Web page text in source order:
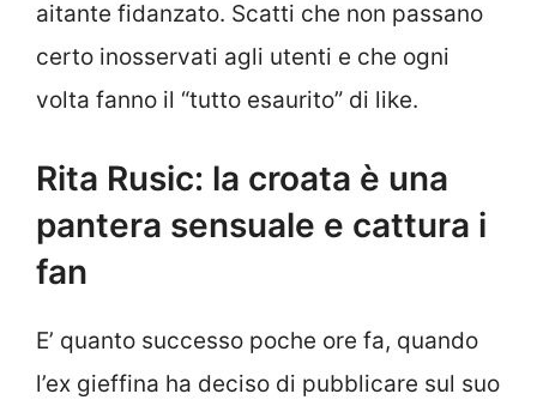
aitante fidanzato. Scatti che non passano
certo inosservati agli utenti e che ogni
volta fanno il “tutto esaurito” di like.
Rita Rusic: la croata è una
pantera sensuale e cattura i
fan
E’ quanto successo poche ore fa, quando
l’ex gieffina ha deciso di pubblicare sul suo